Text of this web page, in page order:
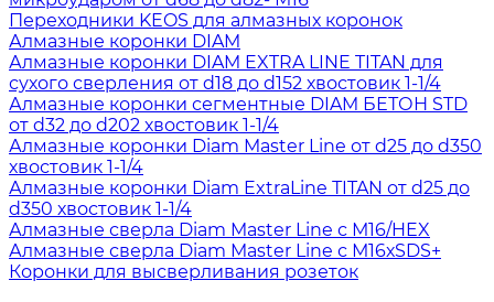
Переходники KEOS для алмазных коронок
Алмазные коронки DIAM
Алмазные коронки DIAM EXTRA LINE TITAN для
сухого сверления от d18 до d152 хвостовик 1-1/4
Алмазные коронки сегментные DIAM БЕТОН STD
от d32 до d202 хвостовик 1-1/4
Алмазные коронки Diam Master Line от d25 до d350
хвостовик 1-1/4
Алмазные коронки Diam ExtraLine ТITAN от d25 до
d350 хвостовик 1-1/4
Алмазные сверла Diam Master Line с М16/HEX
Алмазные сверла Diam Master Line с М16хSDS+
Коронки для высверливания розеток